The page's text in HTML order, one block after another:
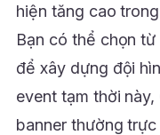
hiện tăng cao
Bạn có thể chọn
để xây dựng đội
event tạm thời
banner thường